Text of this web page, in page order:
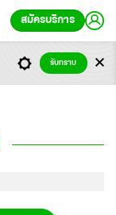
สมัครบริการ
รับทราบ